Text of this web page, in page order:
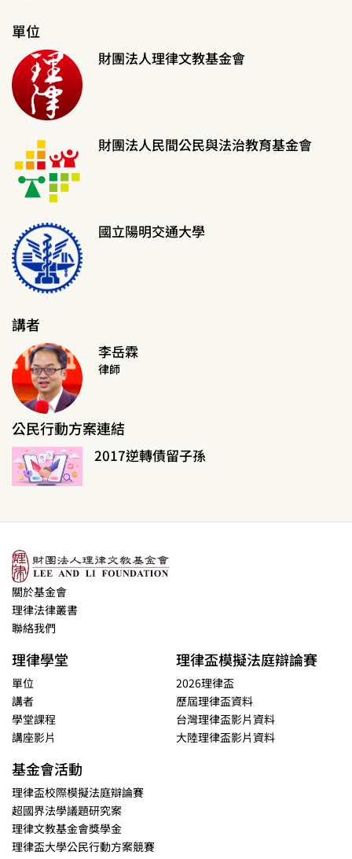
單位
財團法人理律文教基金會
財團法人民間公民與法治教育基金會
國立陽明交通大學
講者
李岳霖
律師
公民行動方案連結
2017逆轉債留子孫
關於基金會
理律法律叢書
聯絡我們
理律學堂
單位
講者
學堂課程
講座影片
理律盃模擬法庭辯論賽
2026理律盃
歷屆理律盃資料
台灣理律盃影片資料
大陸理律盃影片資料
基金會活動
理律盃校際模擬法庭辯論賽
超國界法學議題研究案
理律文教基金會獎學金
理律盃大學公民行動方案競賽